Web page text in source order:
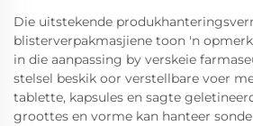
Die uitstekende
blisterverpakmasjiene toon 'n
in die aanpassing by verskeie
stelsel beskik oor verstellbare voer
tablette, kapsules en sagte
groottes en vorme kan hanteer